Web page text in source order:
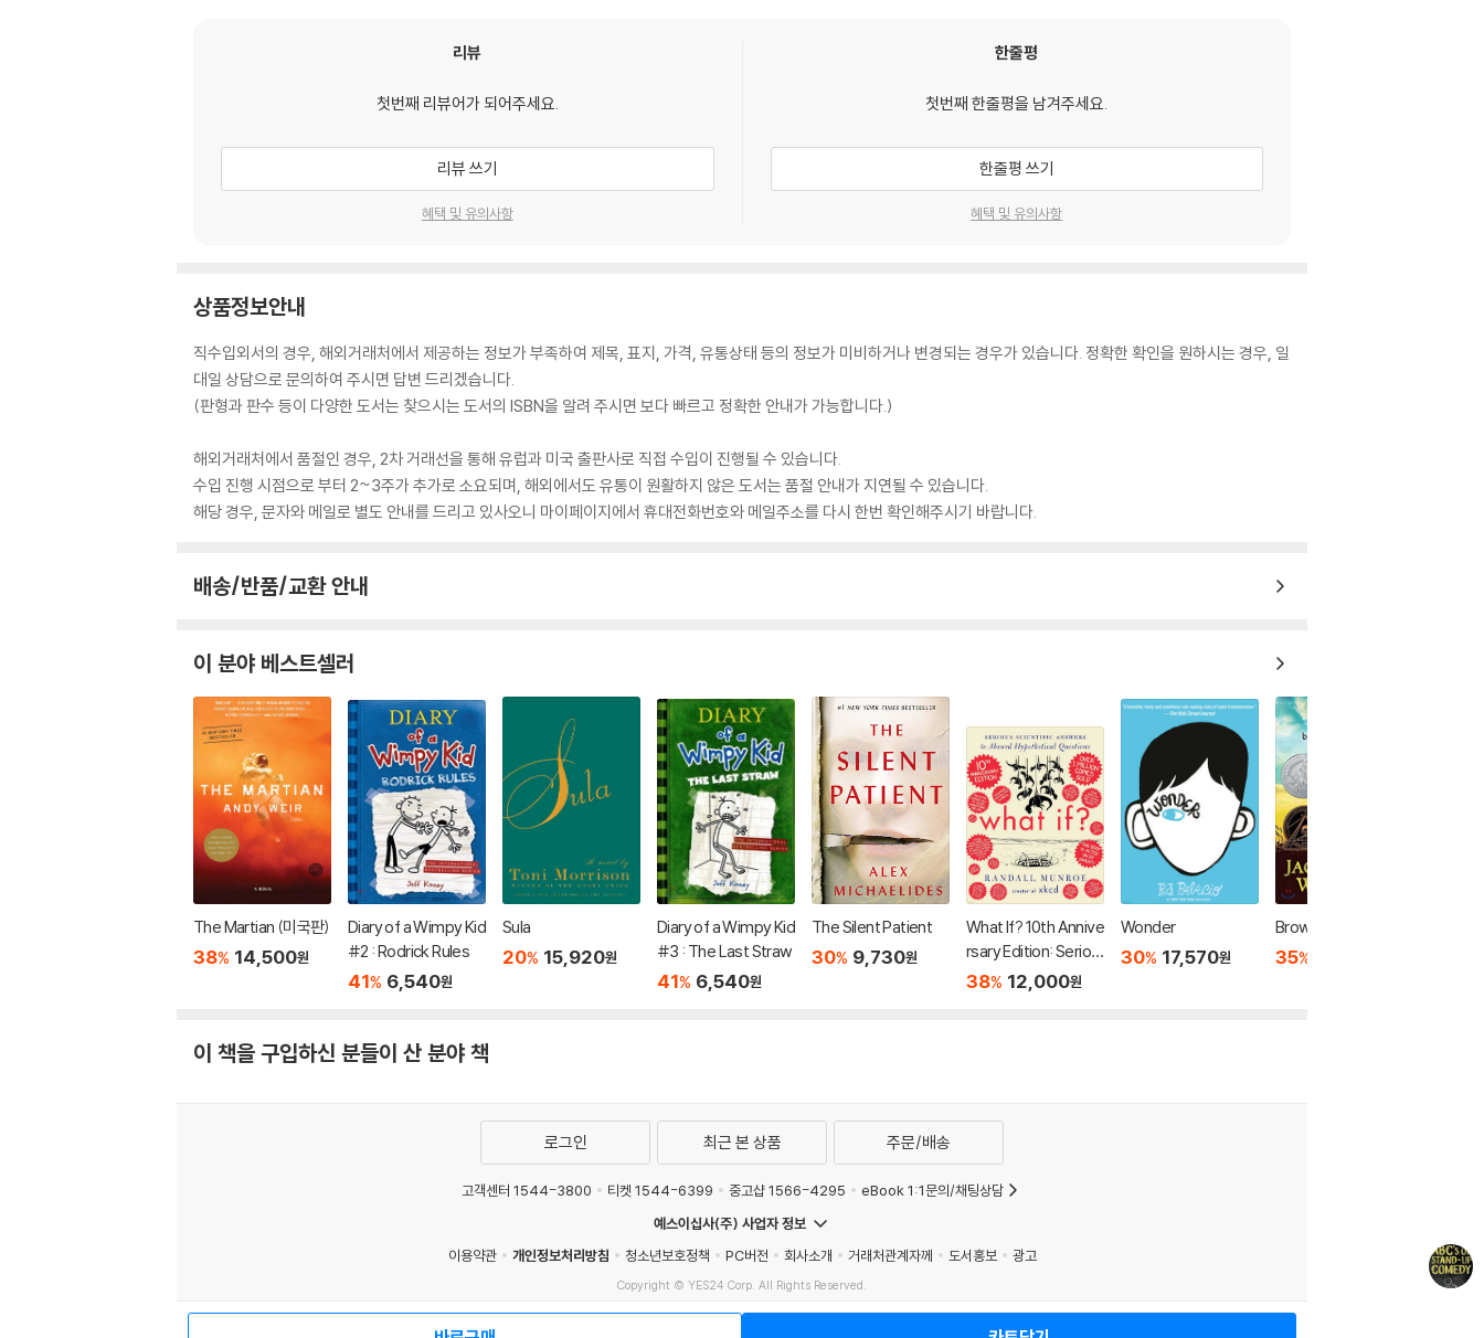
리뷰
첫번째 리뷰어가 되어주세요.
리뷰 쓰기
혜택 및 유의사항
한줄평
첫번째 한줄평을 남겨주세요.
한줄평 쓰기
혜택 및 유의사항
상품정보안내
직수입외서의 경우, 해외거래처에서 제공하는 정보가 부족하여 제목, 표지, 가격, 유통상태 등의 정보가 미비하거나 변경되는 경우가 있습니다. 정확한 확인을 원하시는 경우, 일
대일 상담으로 문의하여 주시면 답변 드리겠습니다.
(판형과 판수 등이 다양한 도서는 찾으시는 도서의 ISBN을 알려 주시면 보다 빠르고 정확한 안내가 가능합니다.)
해외거래처에서 품절인 경우, 2차 거래선을 통해 유럽과 미국 출판사로 직접 수입이 진행될 수 있습니다.
수입 진행 시점으로 부터 2~3주가 추가로 소요되며, 해외에서도 유통이 원활하지 않은 도서는 품절 안내가 지연될 수 있습니다.
해당 경우, 문자와 메일로 별도 안내를 드리고 있사오니 마이페이지에서 휴대전화번호와 메일주소를 다시 한번 확인해주시기 바랍니다.
배송/반품/교환 안내
이 분야 베스트셀러
The Martian (미국판)
38% 14,500원
Diary of a Wimpy Kid
#2 : Rodrick Rules
41% 6,540원
Sula
20% 15,920원
Diary of a Wimpy Kid
#3 : The Last Straw
41% 6,540원
The Silent Patient
30% 9,730원
What If? 10th Annive
rsary Edition: Seriou
s Scientific Answers
38% 12,000원
Wonder
30% 17,570원
Brown Girl Dreaming
35%
이 책을 구입하신 분들이 산 분야 책
로그인 최근 본 상품 주문/배송
고객센터 1544-3800 티켓 1544-6399 중고샵 1566-4295
eBook 1:1문의/채팅상담
예스이십사(주) 사업자 정보
이용약관
개인정보처리방침 청소년보호정책 PC버전 회사소개 거래처관계자께 도서홍보 광고
Copyright © YES24 Corp. All Rights Reserved.